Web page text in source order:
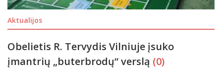
Aktualijos
Obelietis R. Tervydis Vilniuje įsuko
įmantrių „buterbrodų“ verslą (0)